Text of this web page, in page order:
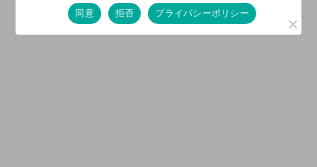
同意
拒否 プライバシーポリシー